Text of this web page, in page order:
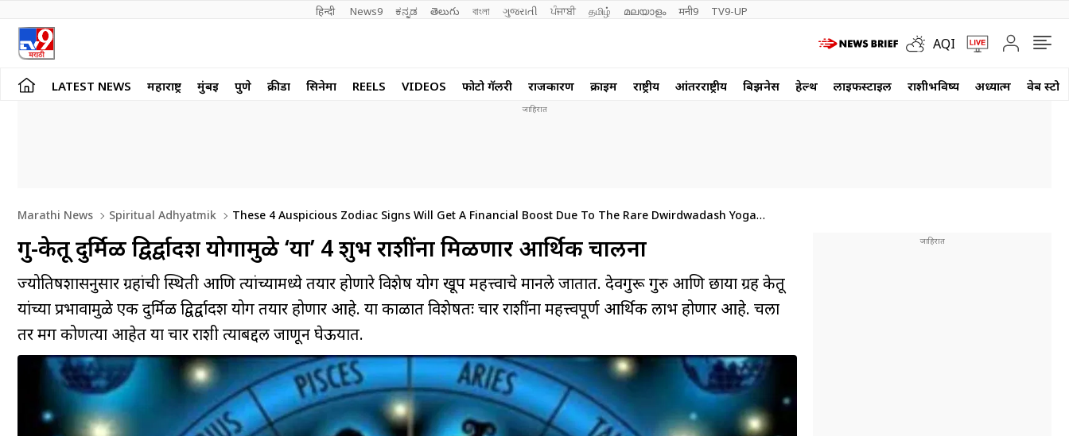
हिन्दी News9 ಕನ್ನಡ తెలుగు বাংলা ગુજરાતી ਪੰਜਾਬੀ தமிழ் മലയാളം मनी9 TV9-UP
AQI
LATEST NEWS महाराष्ट्र मुंबई पुणे क्रीडा सिनेमा REELS VIDEOS फोटो गॅलरी राजकारण क्राईम राष्ट्रीय आंतरराष्ट्रीय बिझनेस हेल्थ लाईफस्टाईल राशीभविष्य अध्यात्म वेब
Marathi News Spiritual Adhyatmik
These 4 Auspicious Zodiac Signs Will Get A Financial Boost Due To The Rare Dwirdwadash Yoga
Between Guru And Ketu
गुरु-केतू दुर्मिळ द्विर्द्वादश योगामुळे ‘या’ 4 शुभ राशींना मिळणार आर्थिक चालना
ज्योतिषशास्त्रानुसार ग्रहांची स्थिती आणि त्यांच्यामध्ये तयार होणारे विशेष योग खूप महत्त्वाचे मानले जातात. देवगुरू गुरु आणि छाया ग्रह केतू
यांच्या प्रभावामुळे एक दुर्मिळ द्विर्द्वादश योग तयार होणार आहे. या काळात विशेषतः चार राशींना महत्त्वपूर्ण आर्थिक लाभ होणार आहे. चला
तर मग कोणत्या आहेत या चार राशी त्याबद्दल जाणून घेऊयात.